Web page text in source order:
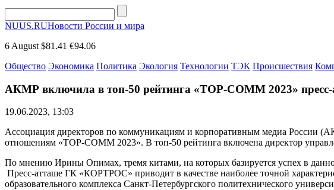
NUUS.RUНовости России и мира
6 August $81.41 €94.06
Общество Экономика Политика Экология Технологии ТЭК Происшествия
АКМР включила в топ-50 рейтинга «TOP-COMM 2023»
19.06.2023, 13:03
Ассоциация директоров по коммуникациям и корпоративным медиа России
отношениям «TOP-COMM 2023». В топ-50 рейтинга включена директор
По мнению Ирины Опимах, тремя китами, на которых базируется успех в
Пресс-атташе ГК «КОРТРОС» приводит в качестве наиболее точной
образовательного комплекса Санкт-Петербургского политехнического